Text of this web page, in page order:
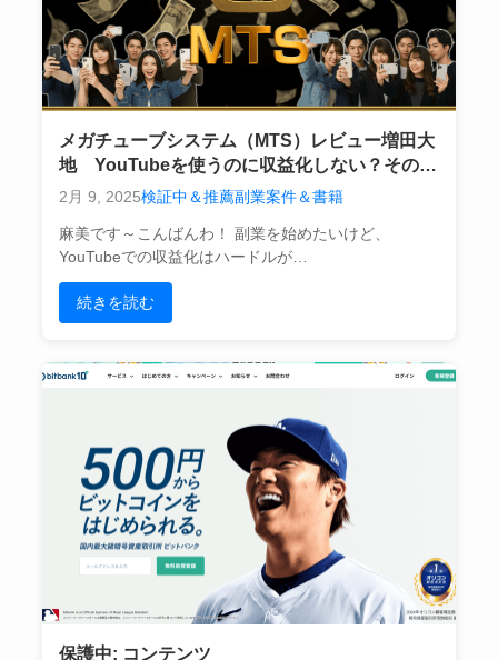
メガチューブシステム（MTS）レビュー増田大
地 YouTubeを使うのに収益化しない？その仕
組みを徹底解説！
2月 9, 2025検証中＆推薦副業案件＆書籍
麻美です～こんばんわ！ 副業を始めたいけど、
YouTubeでの収益化はハードルが…
続きを読む
保護中: コンテンツ